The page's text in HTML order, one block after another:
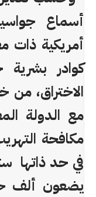
أسماع
أمريكية ذات
كوادر
الاختراق، من
مع الدولة
مكافحة
في حد ذاتها
يضعون ألف